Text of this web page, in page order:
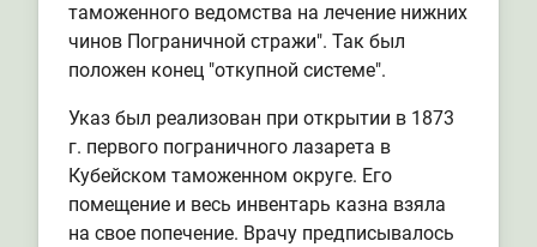
таможенного ведомства на лечение нижних
чинов Пограничной стражи". Так был
положен конец "откупной системе".
Указ был реализован при открытии в 1873
г. первого пограничного лазарета в
Кубейском таможенном округе. Его
помещение и весь инвентарь казна взяла
на свое попечение. Врачу предписывалось